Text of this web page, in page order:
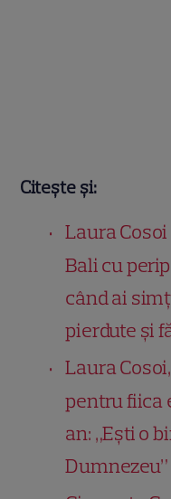
Citește și:
Laura
Bali cu
când ai
pierdute și
Laura
pentru fiica
an: „Ești o
Dumnezeu”